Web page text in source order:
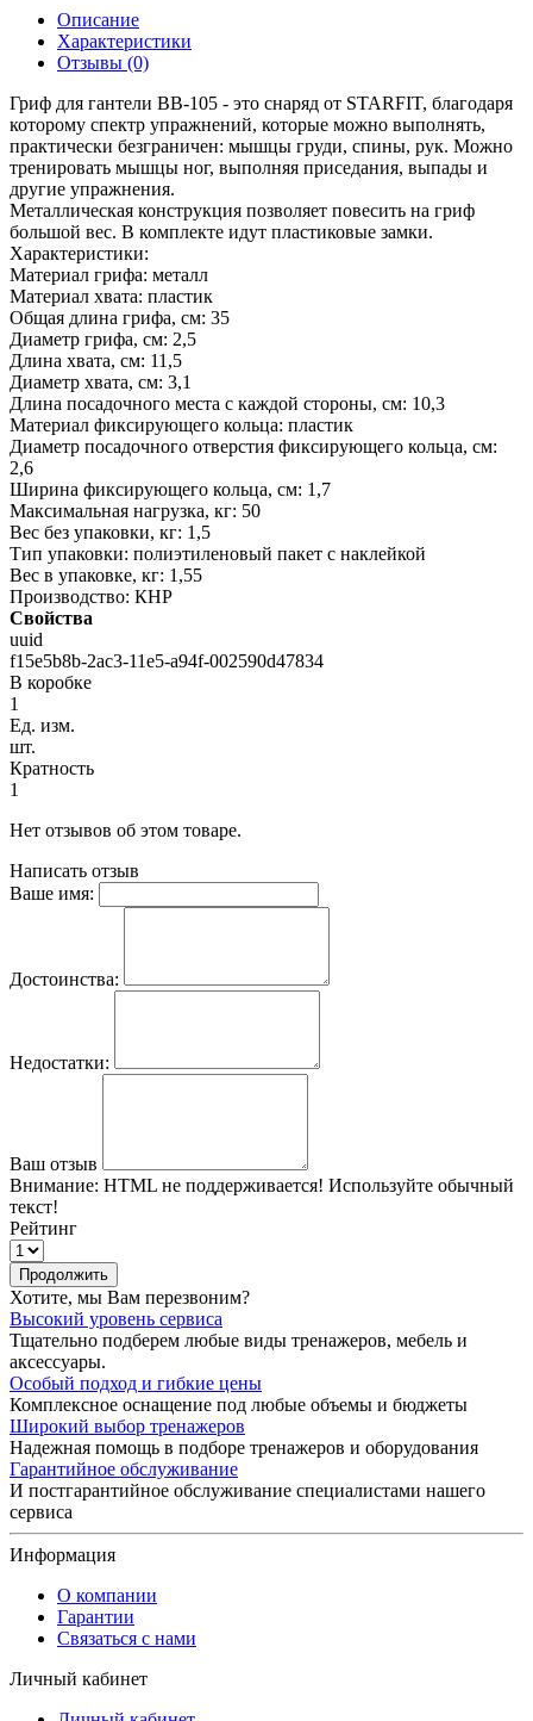
Описание
Характеристики
Отзывы (0)
Гриф для гантели BB-105 - это снаряд от STARFIT, благодаря
которому спектр упражнений, которые можно выполнять,
практически безграничен: мышцы груди, спины, рук. Можно
тренировать мышцы ног, выполняя приседания, выпады и
другие упражнения.
Металлическая конструкция позволяет повесить на гриф
большой вес. В комплекте идут пластиковые замки.
Характеристики:
Материал грифа: металл
Материал хвата: пластик
Общая длина грифа, см: 35
Диаметр грифа, см: 2,5
Длина хвата, см: 11,5
Диаметр хвата, см: 3,1
Длина посадочного места с каждой стороны, см: 10,3
Материал фиксирующего кольца: пластик
Диаметр посадочного отверстия фиксирующего кольца, см:
2,6
Ширина фиксирующего кольца, см: 1,7
Максимальная нагрузка, кг: 50
Вес без упаковки, кг: 1,5
Тип упаковки: полиэтиленовый пакет с наклейкой
Вес в упаковке, кг: 1,55
Производство: КНР
Свойства
uuid
f15e5b8b-2ac3-11e5-a94f-002590d47834
В коробке
1
Ед. изм.
шт.
Кратность
1
Нет отзывов об этом товаре.
Написать отзыв
Ваше имя:
Достоинства:
Недостатки:
Ваш отзыв
Внимание: HTML не поддерживается! Используйте обычный
текст!
Рейтинг
Продолжить
Хотите, мы Вам перезвоним?
Высокий уровень сервиса
Тщательно подберем любые виды тренажеров, мебель и
аксессуары.
Особый подход и гибкие цены
Комплексное оснащение под любые объемы и бюджеты
Широкий выбор тренажеров
Надежная помощь в подборе тренажеров и оборудования
Гарантийное обслуживание
И постгарантийное обслуживание специалистами нашего
сервиса
Информация
О компании
Гарантии
Связаться с нами
Личный кабинет